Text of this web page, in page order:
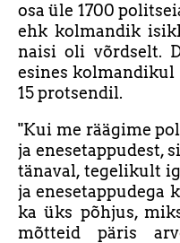
osa üle 1700
ehk kolmandik
naisi oli võrdselt.
esines
15 protsendil.
"Kui me räägime
ja enesetappudest,
tänaval, tegelikult
ja enesetappudega
ka üks põhjus,
mõtteid päris